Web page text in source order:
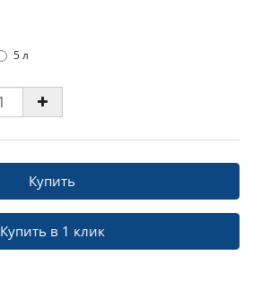
5 л
Купить
Купить в 1 клик